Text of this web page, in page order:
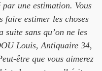
une estimation. Vous
faire estimer les choses
suite sans qu’on ne les
Louis, Antiquaire 34,
être que vous aimerez